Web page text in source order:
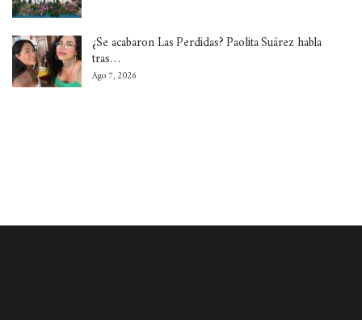
¿Se acabaron Las Perdidas? Paolita Suárez habla
tras…
Ago 7, 2026